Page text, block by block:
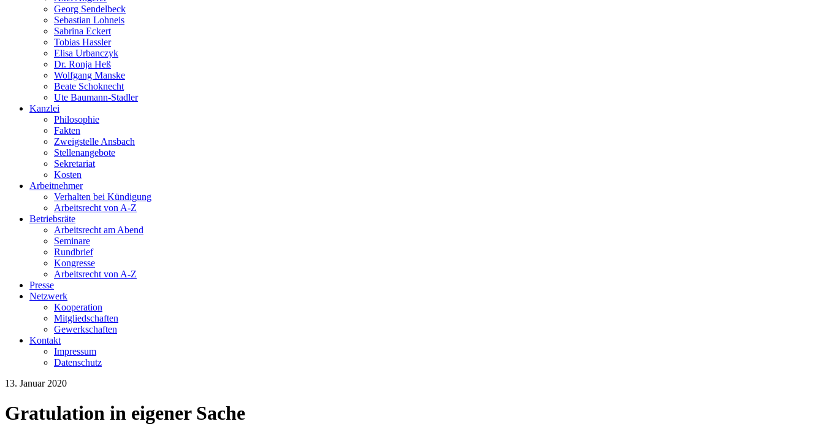
Georg Sendelbeck
Sebastian Lohneis
Sabrina Eckert
Tobias Hassler
Elisa Urbanczyk
Dr. Ronja Heß
Wolfgang Manske
Beate Schoknecht
Ute Baumann-Stadler
Kanzlei
Philosophie
Fakten
Zweigstelle Ansbach
Stellenangebote
Sekretariat
Kosten
Arbeitnehmer
Verhalten bei Kündigung
Arbeitsrecht von A-Z
Betriebsräte
Arbeitsrecht am Abend
Seminare
Rundbrief
Kongresse
Arbeitsrecht von A-Z
Presse
Netzwerk
Kooperation
Mitgliedschaften
Gewerkschaften
Kontakt
Impressum
Datenschutz
13. Januar 2020
Gratulation in eigener Sache